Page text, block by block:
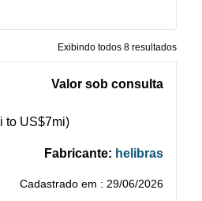
Exibindo todos 8 resultados
Valor sob consulta
to US$7mi)
Fabricante: helibras
Cadastrado em : 29/06/2026